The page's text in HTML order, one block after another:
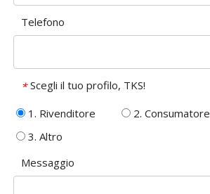
Telefono
* Scegli il tuo profilo, TKS!
1. Rivenditore
2. Consumatore
3. Altro
Messaggio